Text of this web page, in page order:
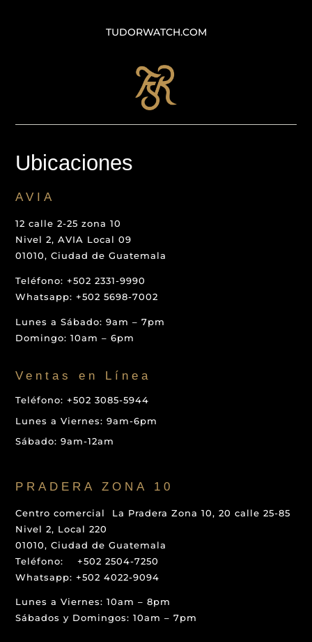
TUDORWATCH.COM
Ubicaciones
AVIA
12 calle 2-25 zona 10
Nivel 2, AVIA Local 09
01010, Ciudad de Guatemala
Teléfono: +502 2331-9990
Whatsapp: +502 5698-7002
Lunes a Sábado: 9am – 7pm
Domingo: 10am – 6pm
Ventas en Línea
Teléfono: +502 3085-5944
Lunes a Viernes: 9am-6pm
Sábado: 9am-12am
PRADERA ZONA 10
Centro comercial La Pradera Zona 10, 20 calle 25-85
Nivel 2, Local 220
01010, Ciudad de Guatemala
Teléfono: +502 2504-7250
Whatsapp: +502 4022-9094
Lunes a Viernes: 10am – 8pm
Sábados y Domingos: 10am – 7pm